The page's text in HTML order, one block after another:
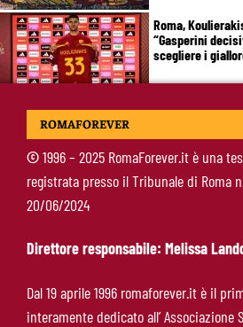
Roma,
“Gasperini
scegliere i
Soulé-Milan, la
Ndicka-Roma,
che allontana il
ROMAFOREVER
©1996 – 2025 RomaForever.it è una
registrata presso il Tribunale di Roma
20/06/2024
Direttore responsabile: Melissa
Dal 19 aprile 1996 romaforever.it è il
interamente dedicato all’ Associazione